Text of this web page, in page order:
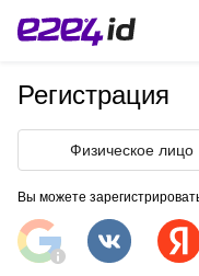
Регистрация
Физическое лицо
Вы можете